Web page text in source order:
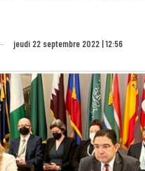
jeudi 22 septembre 2022 | 12:56